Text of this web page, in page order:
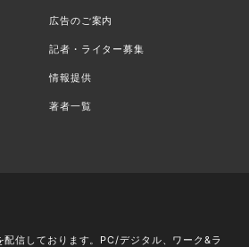
広告のご案内
記者・ライター募集
情報提供
著者一覧
配信しております。PC/デジタル、ワーク&ラ